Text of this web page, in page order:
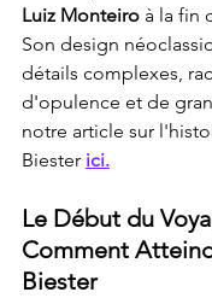
Luiz Monteiro à la fin
Son design
détails complexes,
d'opulence et de
notre article sur
Biester ici.
Le Début du
Comment
Biester